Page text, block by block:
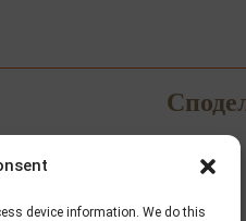
device information. We do this